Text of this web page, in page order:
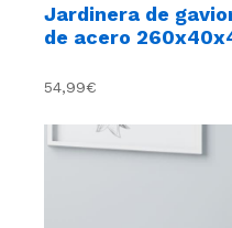
Jardinera de
de acero
54,99€